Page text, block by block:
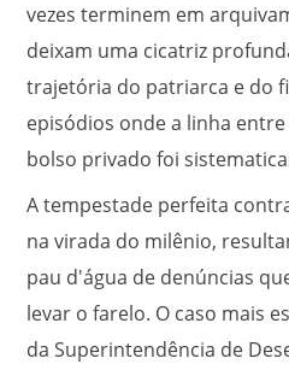
vezes terminem em
deixam uma cicatriz
trajetória do patriarca e do
episódios onde a linha
bolso privado foi
A tempestade perfeita
na virada do milênio,
pau d'água de denúncias
levar o farelo. O caso mais
da Superintendência de